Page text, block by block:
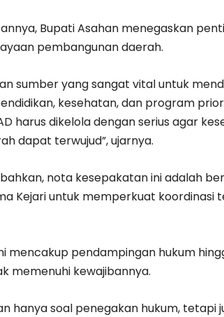
Bupati Asahan menegaskan
pembangunan daerah.
sumber yang sangat vital untuk
kesehatan, dan program
harus dikelola dengan serius agar
dapat terwujud”, ujarnya.
nota kesepakatan ini adalah
Kejari untuk memperkuat koordinasi
mencakup pendampingan hukum
memenuhi kewajibannya.
hanya soal penegakan hukum, tetapi